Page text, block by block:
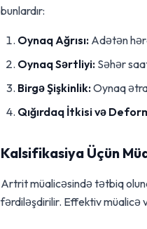
bunlardır:
Oynaq Ağrısı: Adətən
Oynaq Sərtliyi: Səhər
Birgə Şişkinlik:Oynaq
Qığırdaq İtkisi və
Kalsifikasiya Üçün
Artrit müalicəsində tətbiq
fərdiləşdirilir. Effektiv müalicə